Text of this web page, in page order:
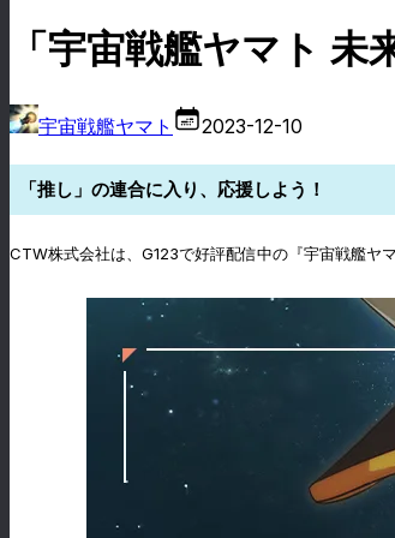
「宇宙戦艦ヤマト
宇宙戦艦ヤマト 2023-12-10
「推し」の連合に入り、応援しよう！
CTW株式会社は、G123で好評配信中の『宇宙戦艦ヤ